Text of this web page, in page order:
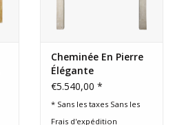
Cheminée En Pierre
Élégante
€5.540,00 *
* Sans les taxes Sans les
Frais d'expédition